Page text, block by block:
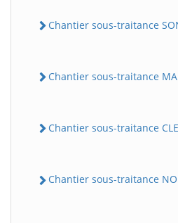
Chantier sous-traitance
Chantier sous-traitance
Chantier sous-traitance
Chantier sous-traitance